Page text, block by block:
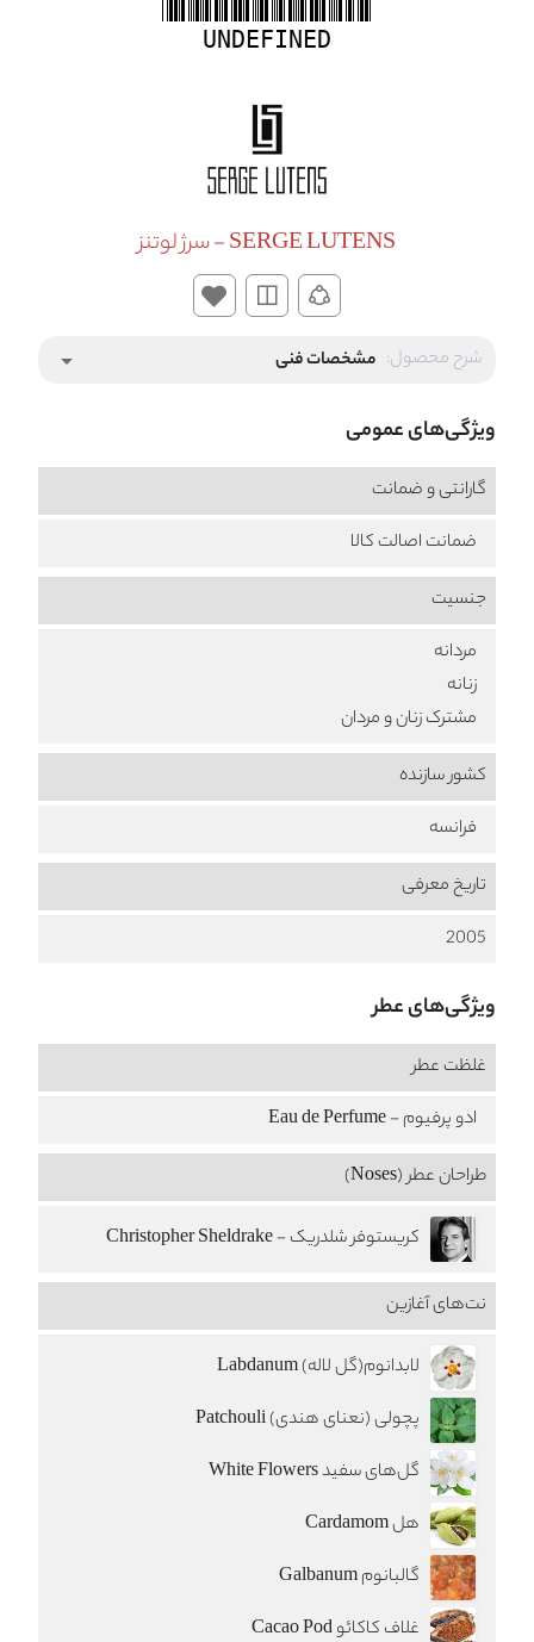
UNDEFINED
SERGE LUTENS - سرژ لوتنز
شرح محصول: مشخصات فنی arrow_drop_down
ویژگی‌های عمومی
گارانتی و ضمانت
ضمانت اصالت کالا
جنسیت
مردانه
زنانه
مشترک زنان و مردان
کشور سازنده
فرانسه
تاریخ معرفی
2005
ویژگی‌های عطر
غلظت عطر
ادو پرفیوم - Eau de Perfume
طراحان عطر (Noses)
کریستوفر شلدریک - Christopher Sheldrake
نت‌های آغازین
لابدانوم(گل لاله) Labdanum
پچولی (نعنای هندی) Patchouli
گل‌های سفید White Flowers
هل Cardamom
گالبانوم Galbanum
غلاف کاکائو Cacao Pod